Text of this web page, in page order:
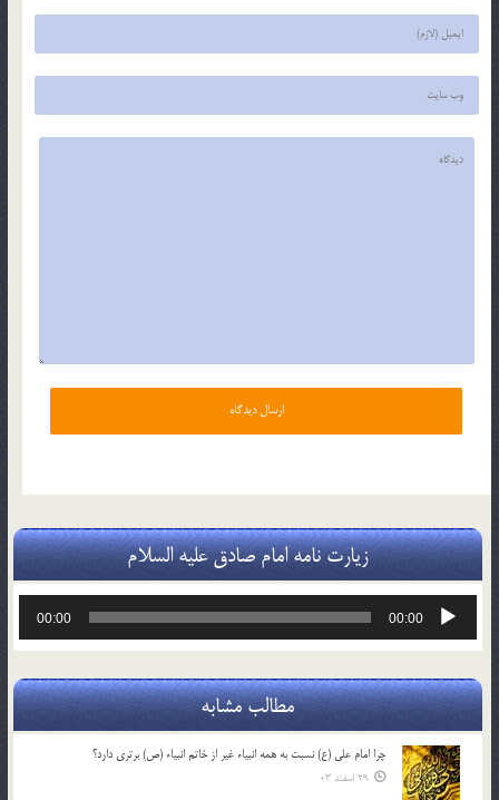
زیارت نامه امام صادق علیه السلام
پخش‌کننده
00:00
00:00
مطالب مشابه
چرا امام علی (ع) نسبت به همه انبیاء غیر از خاتم انبیاء (ص) برتری دارد؟
29 اسفند 03